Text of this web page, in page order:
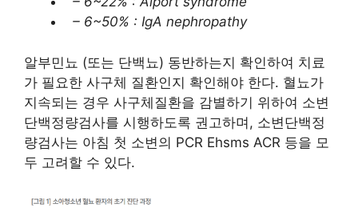
– 6~50% : IgA nephropathy
알부민뇨 (또는 단백뇨) 동반하는지 확인하여 치료
가 필요한 사구체 질환인지 확인해야 한다. 혈뇨가
지속되는 경우 사구체질환을 감별하기 위하여 소변
단백정량검사를 시행하도록 권고하며, 소변단백정
량검사는 아침 첫 소변의 PCR Ehsms ACR 등을 모
두 고려할 수 있다.